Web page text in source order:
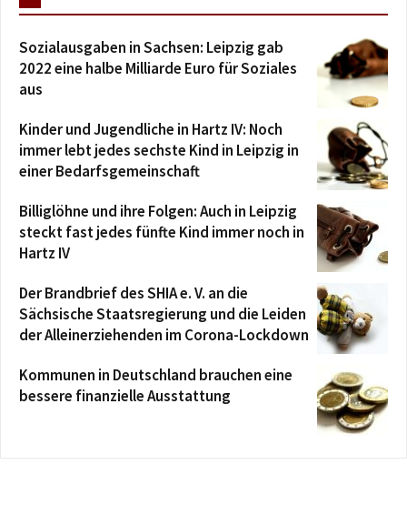
Sozialausgaben in Sachsen: Leipzig gab
2022 eine halbe Milliarde Euro für Soziales
aus
Kinder und Jugendliche in Hartz IV: Noch
immer lebt jedes sechste Kind in Leipzig in
einer Bedarfsgemeinschaft
Billiglöhne und ihre Folgen: Auch in Leipzig
steckt fast jedes fünfte Kind immer noch in
Hartz IV
Der Brandbrief des SHIA e. V. an die
Sächsische Staatsregierung und die Leiden
der Alleinerziehenden im Corona-Lockdown
Kommunen in Deutschland brauchen eine
bessere finanzielle Ausstattung